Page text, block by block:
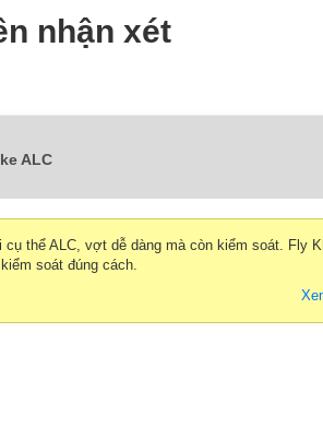
nhận xét
ALC
cụ thể ALC, vợt dễ dàng mà còn kiểm soát. Fly
soát đúng cách.